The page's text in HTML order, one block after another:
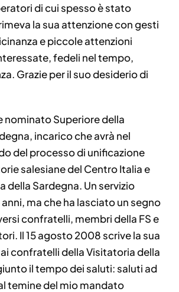
di cui spesso è stato
la sua attenzione con gesti
e piccole attenzioni
fedeli nel tempo,
Grazie per il suo desiderio di
nominato Superiore della
incarico che avrà nel
del processo di unificazione
salesiane del Centro Italia e
della Sardegna. Un servizio
ma che ha lasciato un segno
confratelli, membri della FS e
Il 15 agosto 2008 scrive la sua
confratelli della Visitatoria della
il tempo dei saluti: saluti ad
temine del mio mandato